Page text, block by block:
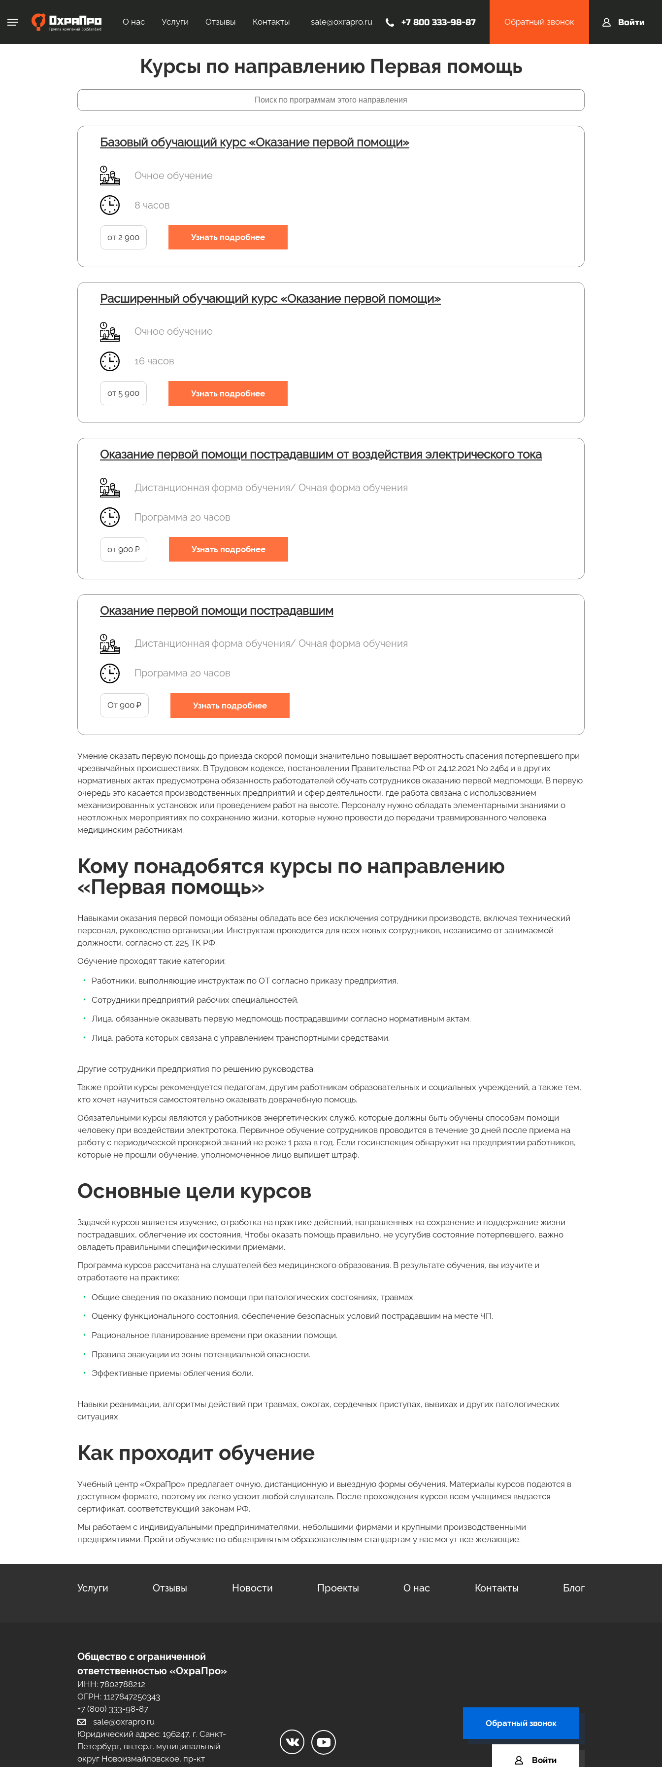
О нас Услуги Отзывы Контакты sale@oxrapro.ru +7 800 333-98-87 Обратный звонок Войти
Курсы по направлению Первая помощь
Базовый обучающий курс «Оказание первой помощи»
Очное обучение
8 часов
от 2 900 Узнать подробнее
Расширенный обучающий курс «Оказание первой помощи»
Очное обучение
16 часов
от 5 900 Узнать подробнее
Оказание первой помощи пострадавшим от воздействия электрического тока
Дистанционная форма обучения/ Очная форма обучения
Программа 20 часов
от 900 ₽ Узнать подробнее
Оказание первой помощи пострадавшим
Дистанционная форма обучения/ Очная форма обучения
Программа 20 часов
От 900 ₽ Узнать подробнее
Умение оказать первую помощь до приезда скорой помощи значительно повышает вероятность спасения потерпевшего при
чрезвычайных происшествиях. В Трудовом кодексе, постановлении Правительства РФ от 24.12.2021 No 2464 и в других
нормативных актах предусмотрена обязанность работодателей обучать сотрудников оказанию первой медпомощи. В первую
очередь это касается производственных предприятий и сфер деятельности, где работа связана с использованием
механизированных установок или проведением работ на высоте. Персоналу нужно обладать элементарными знаниями о
неотложных мероприятиях по сохранению жизни, которые нужно провести до передачи травмированного человека
медицинским работникам.
Кому понадобятся курсы по направлению
«Первая помощь»
Навыками оказания первой помощи обязаны обладать все без исключения сотрудники производств, включая технический
персонал, руководство организации. Инструктаж проводится для всех новых сотрудников, независимо от занимаемой
должности, согласно ст. 225 ТК РФ.
Обучение проходят такие категории:
Работники, выполняющие инструктаж по ОТ согласно приказу предприятия.
Сотрудники предприятий рабочих специальностей.
Лица, обязанные оказывать первую медпомощь пострадавшими согласно нормативным актам.
Лица, работа которых связана с управлением транспортными средствами.
Другие сотрудники предприятия по решению руководства.
Также пройти курсы рекомендуется педагогам, другим работникам образовательных и социальных учреждений, а также тем,
кто хочет научиться самостоятельно оказывать доврачебную помощь.
Обязательными курсы являются у работников энергетических служб, которые должны быть обучены способам помощи
человеку при воздействии электротока. Первичное обучение сотрудников проводится в течение 30 дней после приема на
работу с периодической проверкой знаний не реже 1 раза в год. Если госинспекция обнаружит на предприятии работников,
которые не прошли обучение, уполномоченное лицо выпишет штраф.
Основные цели курсов
Задачей курсов является изучение, отработка на практике действий, направленных на сохранение и поддержание жизни
пострадавших, облегчение их состояния. Чтобы оказать помощь правильно, не усугубив состояние потерпевшего, важно
овладеть правильными специфическими приемами.
Программа курсов рассчитана на слушателей без медицинского образования. В результате обучения, вы изучите и
отработаете на практике:
Общие сведения по оказанию помощи при патологических состояниях, травмах.
Оценку функционального состояния, обеспечение безопасных условий пострадавшим на месте ЧП.
Рациональное планирование времени при оказании помощи.
Правила эвакуации из зоны потенциальной опасности.
Эффективные приемы облегчения боли.
Навыки реанимации, алгоритмы действий при травмах, ожогах, сердечных приступах, вывихах и других патологических
ситуациях.
Как проходит обучение
Учебный центр «ОхраПро» предлагает очную, дистанционную и выездную формы обучения. Материалы курсов подаются в
доступном формате, поэтому их легко усвоит любой слушатель. После прохождения курсов всем учащимся выдается
сертификат, соответствующий законам РФ.
Мы работаем с индивидуальными предпринимателями, небольшими фирмами и крупными производственными
предприятиями. Пройти обучение по общепринятым образовательным стандартам у нас могут все желающие.
Услуги Отзывы Новости Проекты О нас Контакты Блог
Общество с ограниченной
ответственностью «ОхраПро»
ИНН: 7802788212
ОГРН: 1127847250343
+7 (800) 333-98-87
sale@oxrapro.ru
Юридический адрес: 196247, г. Санкт-
Петербург, вн.тер.г. муниципальный
округ Новоизмайловское, пр-кт
Обратный звонок
Войти